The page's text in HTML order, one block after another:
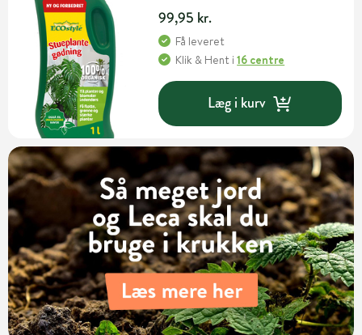
99,95 kr.
Få leveret
Klik & Hent i16 centre
Læg i kurv